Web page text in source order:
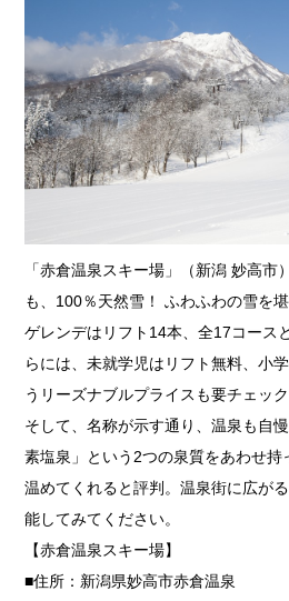
「赤倉温泉スキー場」（新潟 妙高市
も、100％天然雪！ ふわふわの雪を
ゲレンデはリフト14本、全17コース
らには、未就学児はリフト無料、小
うリーズナブルプライスも要チェック
そして、名称が示す通り、温泉も自
素塩泉」という2つの泉質をあわせ持
温めてくれると評判。温泉街に広が
能してみてください。
【赤倉温泉スキー場】
■住所：新潟県妙高市赤倉温泉